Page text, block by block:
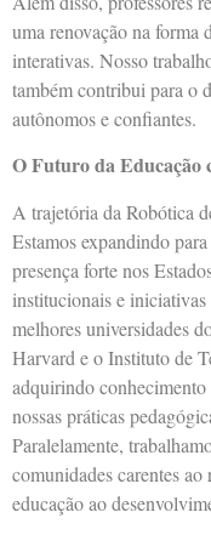
uma renovação na forma
interativas. Nosso
também contribui para o
autônomos e confiantes.
O Futuro da Educação
A trajetória da Robótica
Estamos expandindo
presença forte nos
institucionais e
melhores universidades
Harvard e o Instituto de
adquirindo
nossas práticas
Paralelamente,
comunidades carentes
educação ao